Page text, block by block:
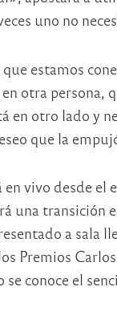
uno no
estamos
otra
en otro lado y
que la
vivo desde el
una transición
a sala
Premios
conoce el